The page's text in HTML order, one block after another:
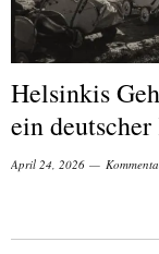
Helsinkis
ein
April 24, 2026